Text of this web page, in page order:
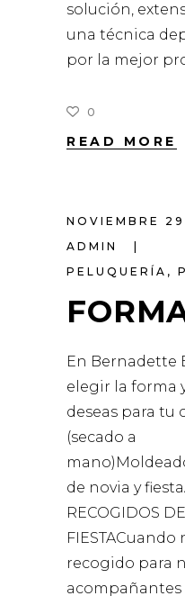
solución,
una técnica
por la mejor
0
READ MORE
NOVIEMBRE
ADMIN
PELUQUERÍA ,
En Bernadette
elegir la forma
deseas para tu
(secado a
de novia y
RECOGIDOS
recogido para